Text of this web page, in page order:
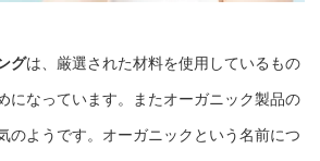
グは、厳選された材料を使用しているもの
になっています。またオーガニック製品の
のようです。オーガニックという名前につ